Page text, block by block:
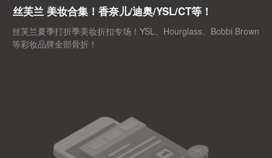
丝芙兰 美妆合集！香奈儿/迪奥/YSL/CT等！
丝芙兰夏季打折季美妆折扣专场！YSL、Hourglass、Bobbi Brown
等彩妆品牌全部骨折！